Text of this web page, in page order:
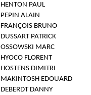
HENTON PAUL
PEPIN ALAIN
FRANÇOIS BRUNO
DUSSART PATRICK
OSSOWSKI MARC
HYOCO FLORENT
HOSTENS DIMITRI
MAKINTOSH EDOUARD
DEBERDT DANNY